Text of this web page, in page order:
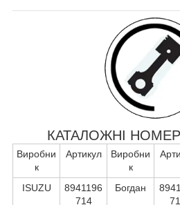
КАТАЛОЖНІ
Виробни
к
Артикул
Виробни
к
ISUZU
8941196
714
Богдан